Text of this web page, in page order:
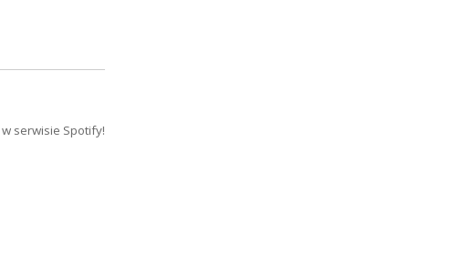
serwisie Spotify!